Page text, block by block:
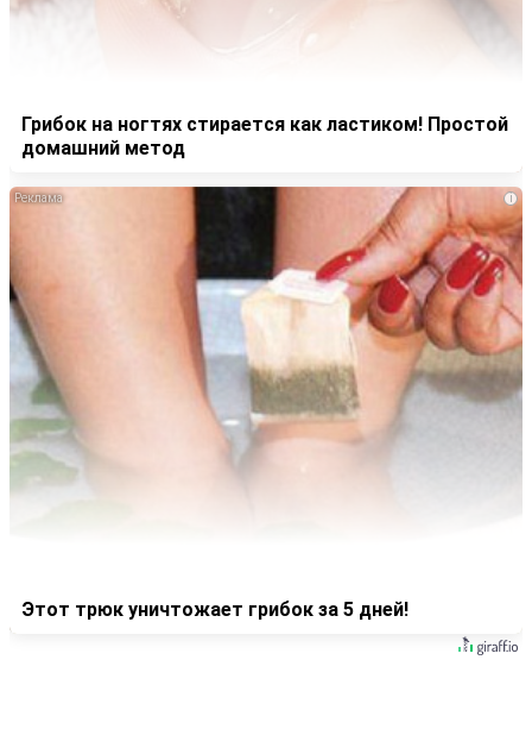
Грибок на ногтях стирается как ластиком! Простой
домашний метод
i
Этот трюк уничтожает грибок за 5 дней!